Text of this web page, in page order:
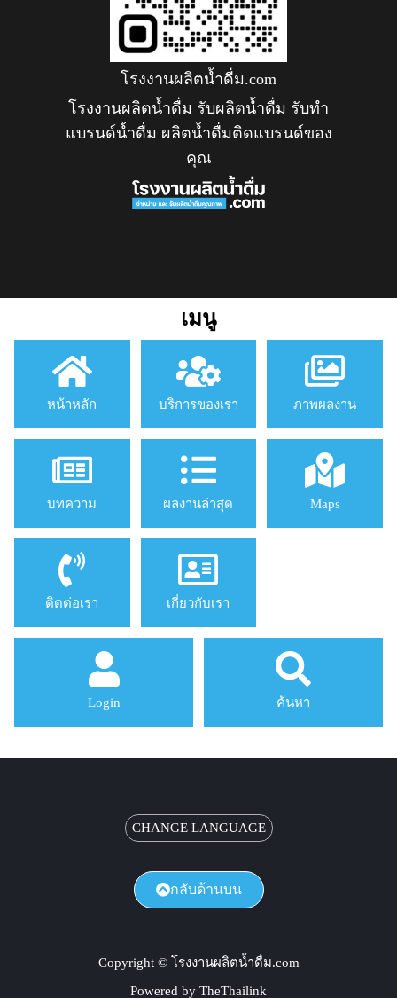
โรงงานผลิตน้ำดื่ม.com
โรงงานผลิตน้ำดื่ม รับผลิตน้ำดื่ม รับทำ
แบรนด์น้ำดื่ม ผลิตน้ำดื่มติดแบรนด์ของ
คุณ
เมนู
หน้าหลัก บริการของเรา ภาพผลงาน
บทความ ผลงานล่าสุด Maps
ติดต่อเรา เกี่ยวกับเรา
Login ค้นหา
Copyright © โรงงานผลิตน้ำดื่ม.com
Powered by TheThailink
CHANGE LANGUAGE
กลับด้านบน